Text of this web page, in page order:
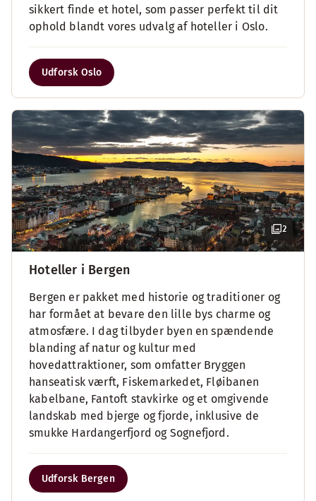
sikkert finde et hotel, som passer perfekt til dit
ophold blandt vores udvalg af hoteller i Oslo.
Udforsk Oslo
2
Hoteller i Bergen
Bergen er pakket med historie og traditioner og
har formået at bevare den lille bys charme og
atmosfære. I dag tilbyder byen en spændende
blanding af natur og kultur med
hovedattraktioner, som omfatter Bryggen
hanseatisk værft, Fiskemarkedet, Fløibanen
kabelbane, Fantoft stavkirke og et omgivende
landskab med bjerge og fjorde, inklusive de
smukke Hardangerfjord og Sognefjord.
Udforsk Bergen